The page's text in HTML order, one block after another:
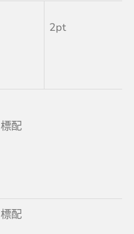
2pt
標配
標配